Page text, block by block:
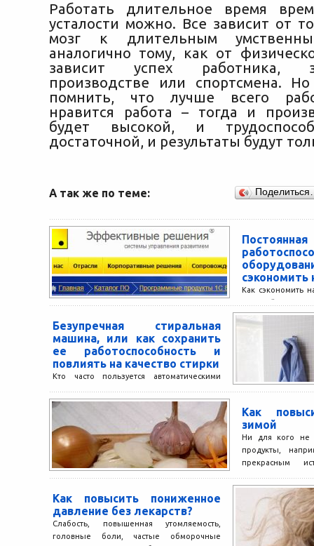
Работать длительное время
усталости можно. Все зависит от
мозг к длительным
аналогично тому, как от
зависит успех работника,
производстве или спортсмена.
помнить, что лучше всего
нравится работа – тогда и
будет высокой, и
достаточной, и результаты будут
А так же по теме:
Постоянная
сэкономить
Как сэкономить
который
руководители
затраты на
Безупречная стиральная
машина, или как сохранить
ее работоспособность и
повлиять на качество стирки
Кто часто пользуется автоматическими
что при стирке белья необходимо
применять только особые специальные
моющие средства....
Как
зимой
Ни для кого не
продукты,
прекрасным
органических
Как повысить пониженное
давление без лекарств?
Слабость, повышенная утомляемость,
головные боли, частые обморочные